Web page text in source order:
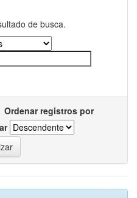
de busca.
Ordenar registros por